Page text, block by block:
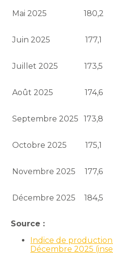
Mai 2025 180,2
Juin 2025 177,1
Juillet 2025 173,5
Août 2025 174,6
Septembre 2025 173,8
Octobre 2025 175,1
Novembre 2025 177,6
Décembre 2025 184,5
Source :
Indice de production
Décembre 2025